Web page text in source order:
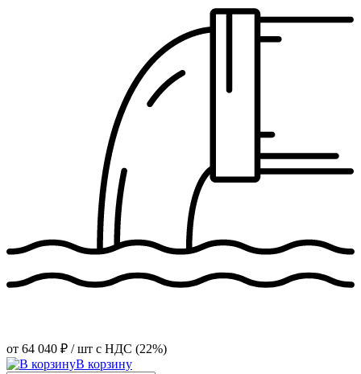
от 64 040 ₽ / шт с НДС (22%)
В корзину